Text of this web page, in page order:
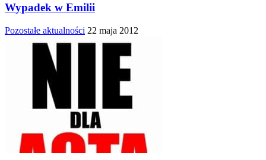
Wypadek w Emilii
Pozostałe aktualności 22 maja 2012